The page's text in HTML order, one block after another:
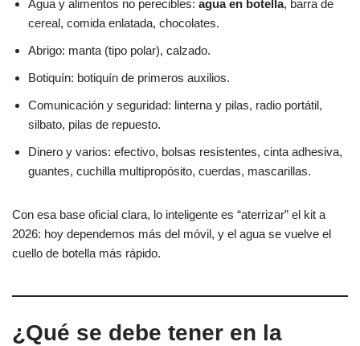
Agua y alimentos no perecibles: agua en botella, barra de
cereal, comida enlatada, chocolates.
Abrigo: manta (tipo polar), calzado.
Botiquín: botiquín de primeros auxilios.
Comunicación y seguridad: linterna y pilas, radio portátil,
silbato, pilas de repuesto.
Dinero y varios: efectivo, bolsas resistentes, cinta adhesiva,
guantes, cuchilla multipropósito, cuerdas, mascarillas.
Con esa base oficial clara, lo inteligente es “aterrizar” el kit a
2026: hoy dependemos más del móvil, y el agua se vuelve el
cuello de botella más rápido.
¿Qué se debe tener en la